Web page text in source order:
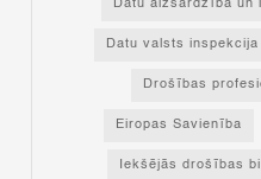
Datu aizsardzība un
Datu valsts inspekcija
Drošības
Eiropas Savienība
Iekšējās drošības